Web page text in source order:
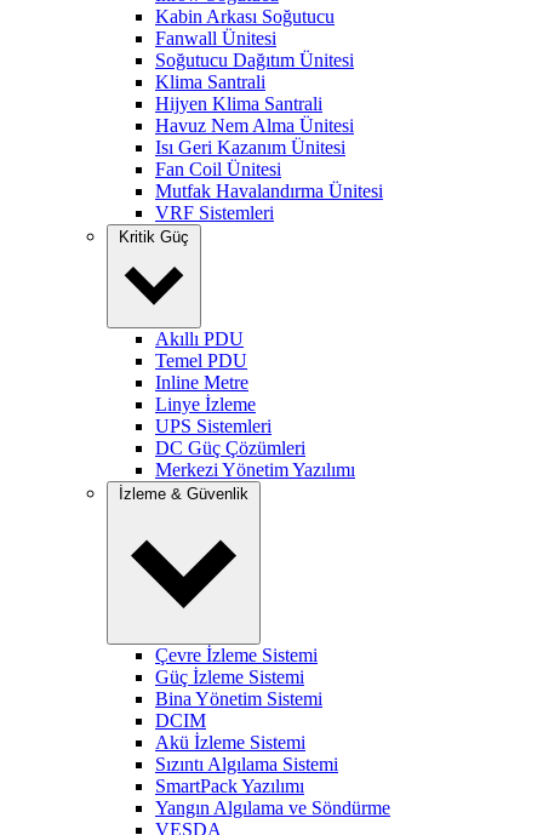
Kabin Arkası Soğutucu
Fanwall Ünitesi
Soğutucu Dağıtım Ünitesi
Klima Santrali
Hijyen Klima Santrali
Havuz Nem Alma Ünitesi
Isı Geri Kazanım Ünitesi
Fan Coil Ünitesi
Mutfak Havalandırma Ünitesi
VRF Sistemleri
Kritik Güç
Akıllı PDU
Temel PDU
Inline Metre
Linye İzleme
UPS Sistemleri
DC Güç Çözümleri
Merkezi Yönetim Yazılımı
İzleme & Güvenlik
Çevre İzleme Sistemi
Güç İzleme Sistemi
Bina Yönetim Sistemi
DCIM
Akü İzleme Sistemi
Sızıntı Algılama Sistemi
SmartPack Yazılımı
Yangın Algılama ve Söndürme
VESDA